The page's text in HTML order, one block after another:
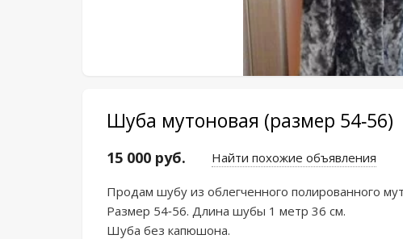
Шуба мутоновая (размер 54-56)
15 000 руб. Найти похожие объявления
Продам шубу из облегченного полированного
Размер 54-56. Длина шубы 1 метр 36 см.
Шуба без капюшона.